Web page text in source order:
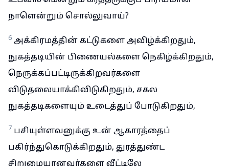
நாளென்றும் சொல்லுவாய்?
6 அக்கிரமத்தின் கட்டுகளை அவிழ்க்கிறதும்,
நுகத்தடியின் பிணையல்களை நெகிழ்க்கிறதும்,
நெருக்கப்பட்டிருக்கிறவர்களை
விடுதலையாக்கிவிடுகிறதும், சகல
நுகத்தடிகளையும் உடைத்துப் போடுகிறதும்,
7 பசியுள்ளவனுக்கு உன் ஆகாரத்தைப்
பகிர்ந்துகொடுக்கிறதும், துரத்துண்ட
சிறுமையானவர்களை வீட்டிலே